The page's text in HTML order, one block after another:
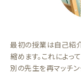
最初の授業は自己紹
縮めます。これによっ
別の先生を再マッチン